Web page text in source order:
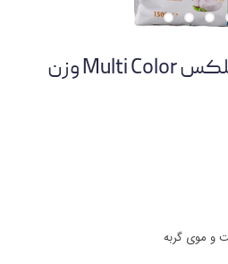
غذای خشک گربه رفلکس Multi Color وزن
و موی گربه